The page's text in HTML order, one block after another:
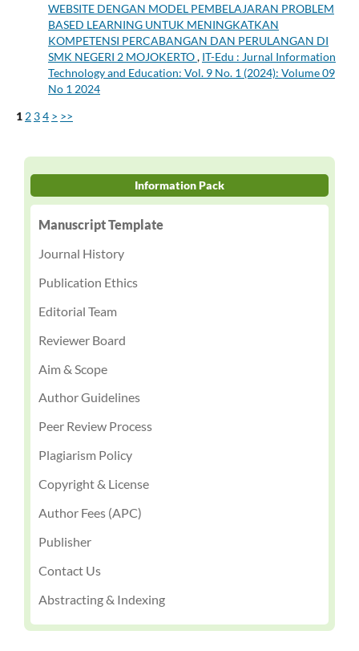
WEBSITE DENGAN MODEL PEMBELAJARAN PROBLEM
BASED LEARNING UNTUK MENINGKATKAN
KOMPETENSI PERCABANGAN DAN PERULANGAN DI
SMK NEGERI 2 MOJOKERTO, IT-Edu : Jurnal Information
Technology and Education: Vol. 9 No. 1 (2024): Volume 09
No 1 2024
1 2 34 > >>
Information Pack
Manuscript Template
Journal History
Publication Ethics
Editorial Team
Reviewer Board
Aim & Scope
Author Guidelines
Peer Review Process
Plagiarism Policy
Copyright & License
Author Fees (APC)
Publisher
Contact Us
Abstracting & Indexing